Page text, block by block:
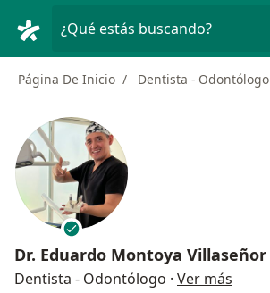
¿Qué estás buscando?
Página De Inicio Dentista - Odontólogo
Dr. Eduardo Montoya Villaseñor
Dentista - Odontólogo · Ver más